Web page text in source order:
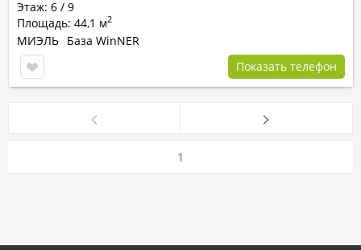
Этаж: 6 / 9
Площадь: 44,1 м2
МИЭЛЬ База WinNER
Показать телефон
1